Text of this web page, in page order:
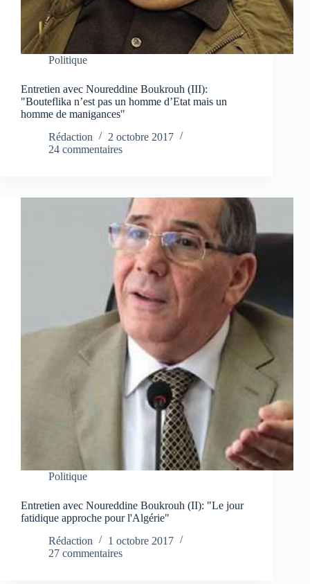
Politique
Entretien avec Noureddine Boukrouh (III):
"Bouteflika n’est pas un homme d’Etat mais un
homme de manigances"
Rédaction
2 octobre 2017
24 commentaires
Politique
Entretien avec Noureddine Boukrouh (II): "Le jour
fatidique approche pour l'Algérie"
Rédaction
1 octobre 2017
27 commentaires